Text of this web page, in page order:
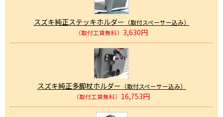
スズキ純正ステッキホルダー （取付スペーサー込み）
（取付工賃無料） 3,630円
スズキ純正多脚杖ホルダー （取付スペーサー込み）
（取付工賃無料） 16,753円